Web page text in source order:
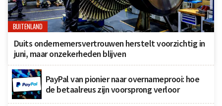
BUITENLAND
Duits ondernemersvertrouwen herstelt voorzichtig in
juni, maar onzekerheden blijven
PayPal van pionier naar overnameprooi: hoe
de betaalreus zijn voorsprong verloor